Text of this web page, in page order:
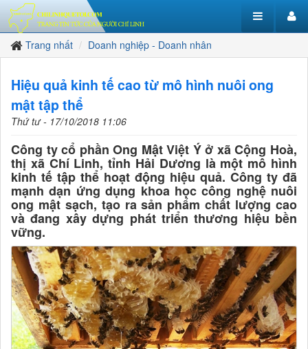
Trang nhất Doanh nghiệp - Doanh nhân
Hiệu quả kinh tế cao từ mô hình nuôi ong
mật tập thể
Thứ tư - 17/10/2018 11:06
Công ty cổ phần Ong Mật Việt Ý ở xã Cộng Hoà,
thị xã Chí Linh, tỉnh Hải Dương là một mô hình
kinh tế tập thể hoạt động hiệu quả. Công ty đã
mạnh dạn ứng dụng khoa học công nghệ nuôi
ong mật sạch, tạo ra sản phẩm chất lượng cao
và đang xây dựng phát triển thương hiệu bền
vững.